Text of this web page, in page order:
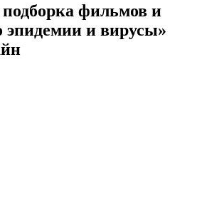
фильмов и
эпидемии и вирусы»